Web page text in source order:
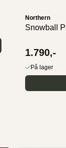
Northern
Snowball
1.790,-
På lager